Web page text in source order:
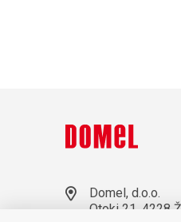
Domel, d.o.o.
Otoki 21, 4228